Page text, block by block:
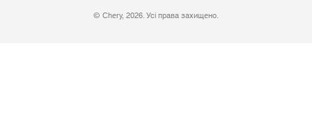
© Chery, 2026. Усі права захищено.